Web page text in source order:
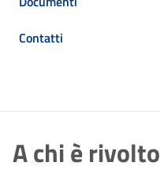
Contatti
A chi è rivolto